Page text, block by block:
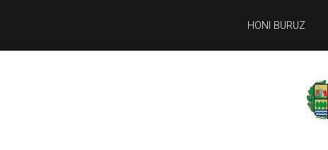
HONI BURUZ